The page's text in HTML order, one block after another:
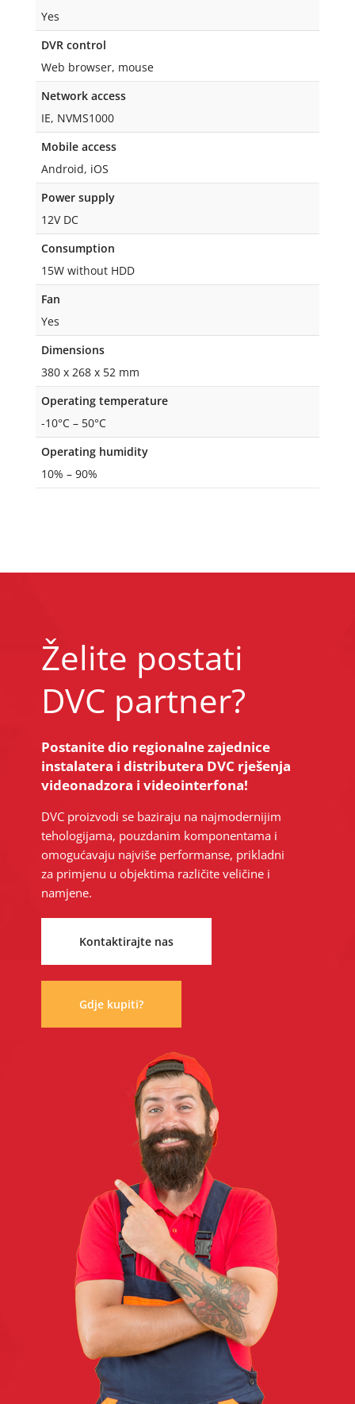
Yes
DVR control
Web browser, mouse
Network access
IE, NVMS1000
Mobile access
Android, iOS
Power supply
12V DC
Consumption
15W without HDD
Fan
Yes
Dimensions
380 x 268 x 52 mm
Operating temperature
-10°C – 50°C
Operating humidity
10% – 90%
Želite postati
DVC partner?
Postanite dio regionalne zajednice
instalatera i distributera DVC rješenja
videonadzora i videointerfona!
DVC proizvodi se baziraju na najmodernijim
tehologijama, pouzdanim komponentama i
omogućavaju najviše performanse, prikladni
za primjenu u objektima različite veličine i
namjene.
Kontaktirajte nas
Gdje kupiti?